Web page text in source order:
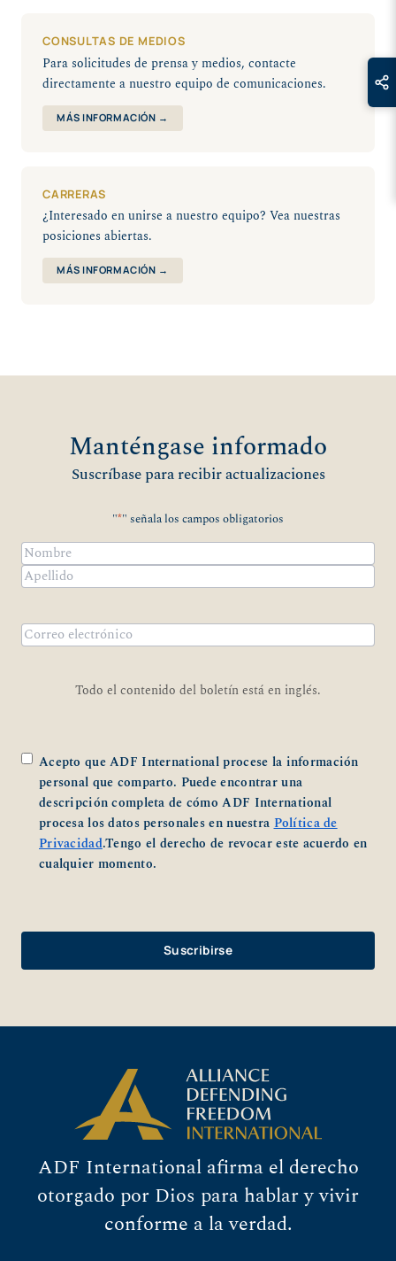
CONSULTAS DE MEDIOS
Para solicitudes de prensa y medios, contacte
directamente a nuestro equipo de comunicaciones.
MÁS INFORMACIÓN →
CARRERAS
¿Interesado en unirse a nuestro equipo? Vea nuestras
posiciones abiertas.
MÁS INFORMACIÓN →
Manténgase informado
Suscríbase para recibir actualizaciones
"*" señala los campos obligatorios
Nombre*
Nombre
electrónico*
Todo el contenido del boletín está en inglés.
*
Acepto que ADF International procese la información
personal que comparto. Puede encontrar una
descripción completa de cómo ADF International
procesa los datos personales en nuestraPolítica de
Privacidad.Tengo el derecho de revocar este acuerdo en
cualquier momento.
ADF International afirma el derecho
otorgado por Dios para hablar y vivir
conforme a la verdad.